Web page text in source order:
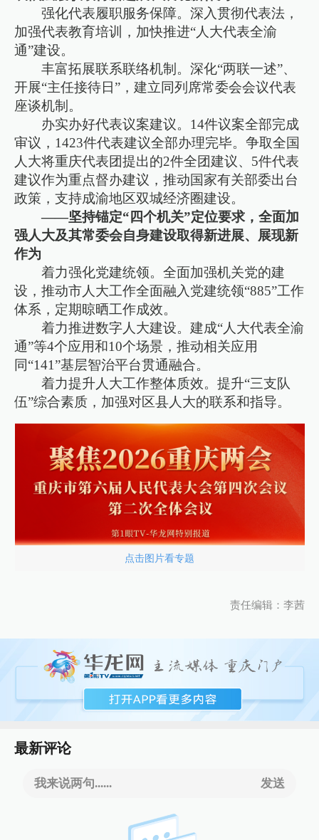
强化代表履职服务保障。深入贯彻代表法，
加强代表教育培训，加快推进“人大代表全渝
通”建设。
丰富拓展联系联络机制。深化“两联一述”、
开展“主任接待日”，建立同列席常委会会议代表
座谈机制。
办实办好代表议案建议。14件议案全部完成
审议，1423件代表建议全部办理完毕。争取全国
人大将重庆代表团提出的2件全团建议、5件代表
建议作为重点督办建议，推动国家有关部委出台
政策，支持成渝地区双城经济圈建设。
——坚持锚定“四个机关”定位要求，全面加
强人大及其常委会自身建设取得新进展、展现新
作为
着力强化党建统领。全面加强机关党的建
设，推动市人大工作全面融入党建统领“885”工作
体系，定期晾晒工作成效。
着力推进数字人大建设。建成“人大代表全渝
通”等4个应用和10个场景，推动相关应用
同“141”基层智治平台贯通融合。
着力提升人大工作整体质效。提升“三支队
伍”综合素质，加强对区县人大的联系和指导。
点击图片看专题
责任编辑：李茜
最新评论
我来说两句...... 发送